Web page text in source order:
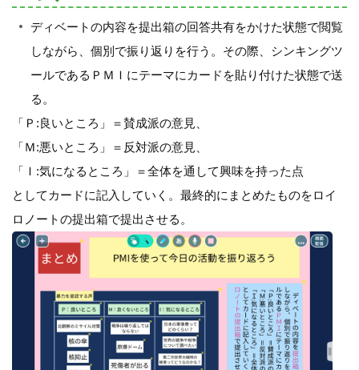
ディベートの内容を提出箱の回答共有をかけた状態で閲覧
しながら、個別で振り返りを行う。その際、シンキングツ
ールであるＰＭＩにテーマにカードを貼り付けた状態で送
る。
「Ｐ:良いところ」＝賛成派の意見、
「Ｍ:悪いところ」＝反対派の意見、
「Ｉ:気になるところ」＝全体を通して興味を持った点
としてカードに記入していく。最終的にまとめたものをロイ
ロノートの提出箱で提出させる。